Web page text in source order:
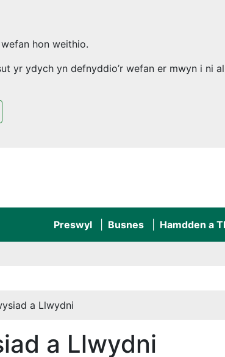
hon weithio.
yr ydych yn defnyddio’r wefan er mwyn i ni
Preswyl Busnes Hamdden a
a Llwydni
a Llwydni